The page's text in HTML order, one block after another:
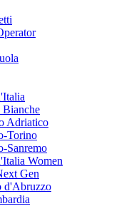
Bianche
Adriatico
Torino
Sanremo
Women
Gen
d'Abruzzo